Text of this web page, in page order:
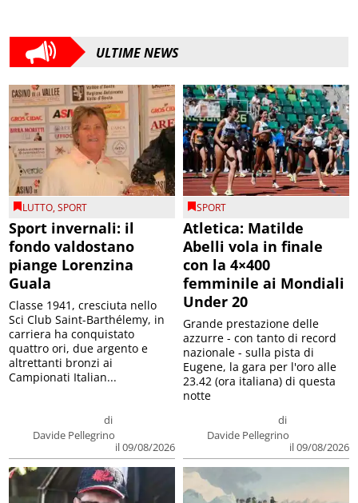
ULTIME NEWS
LUTTO,SPORT
Sport invernali: il
fondo valdostano
piange Lorenzina
Guala
di
Davide Pellegrino
il 09/08/2026
Classe 1941, cresciuta nello
Sci Club Saint-Barthélemy, in
carriera ha conquistato
quattro ori, due argento e
altrettanti bronzi ai
Campionati Italian...
SPORT
Atletica: Matilde
Abelli vola in finale
con la 4×400
femminile ai Mondiali
Under 20
di
Davide Pellegrino
il 09/08/2026
Grande prestazione delle
azzurre - con tanto di record
nazionale - sulla pista di
Eugene, la gara per l'oro alle
23.42 (ora italiana) di questa
notte